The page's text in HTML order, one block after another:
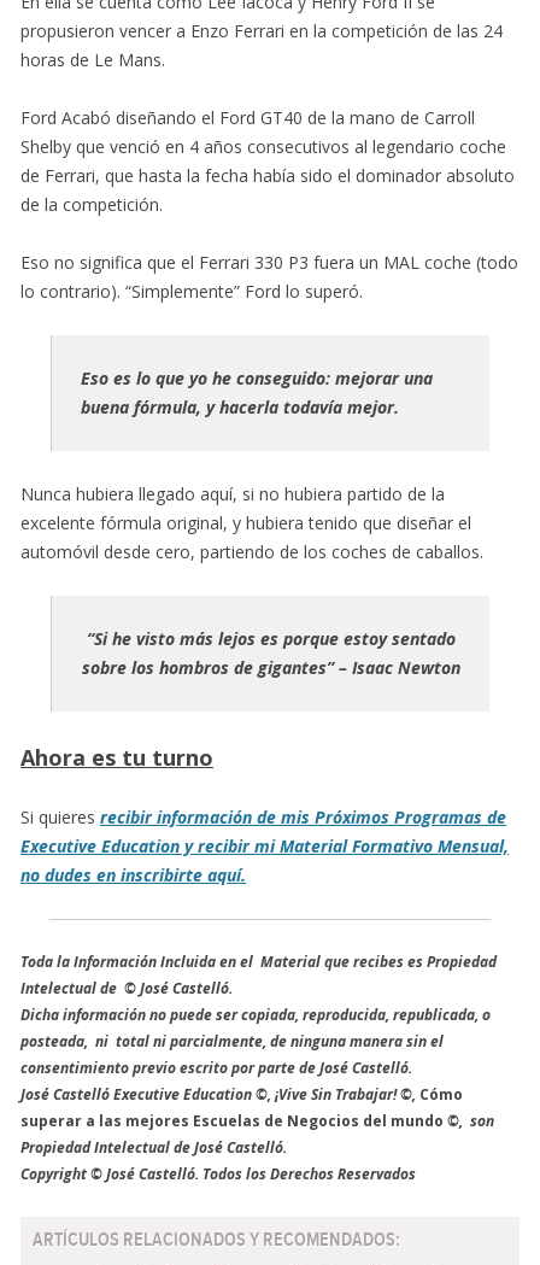
propusieron vencer a Enzo Ferrari en la competición de las 24
horas de Le Mans.
Ford Acabó diseñando el Ford GT40 de la mano de Carroll
Shelby que venció en 4 años consecutivos al legendario coche
de Ferrari, que hasta la fecha había sido el dominador absoluto
de la competición.
Eso no significa que el Ferrari 330 P3 fuera un MAL coche (todo
lo contrario). “Simplemente” Ford lo superó.
Eso es lo que yo he conseguido: mejorar una
buena fórmula, y hacerla todavía mejor.
Nunca hubiera llegado aquí, si no hubiera partido de la
excelente fórmula original, y hubiera tenido que diseñar el
automóvil desde cero, partiendo de los coches de caballos.
“Si he visto más lejos es porque estoy sentado
sobre los hombros de gigantes” – Isaac Newton
Ahora es tu turno
Si quieres recibir información de mis Próximos Programas de
Executive Education y recibir mi Material Formativo Mensual,
no dudes en inscribirte aquí.
Toda la Información Incluida en el Material que recibes es Propiedad
Intelectual de © José Castelló.
Dicha información no puede ser copiada, reproducida, republicada, o
posteada, ni total ni parcialmente, de ninguna manera sin el
consentimiento previo escrito por parte de José Castelló.
José Castelló Executive Education ©, ¡Vive Sin Trabajar! ©, Cómo
superar a las mejores Escuelas de Negocios del mundo ©, son
Propiedad Intelectual de José Castelló.
Copyright © José Castelló. Todos los Derechos Reservados
ARTÍCULOS RELACIONADOS Y RECOMENDADOS: